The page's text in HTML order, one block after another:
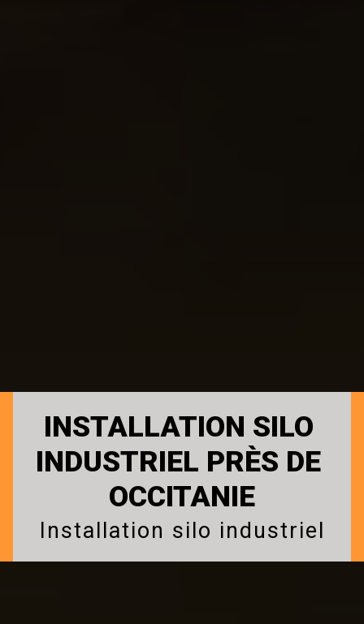
INSTALLATION SILO
INDUSTRIEL PRÈS DE
OCCITANIE
Installation silo industriel